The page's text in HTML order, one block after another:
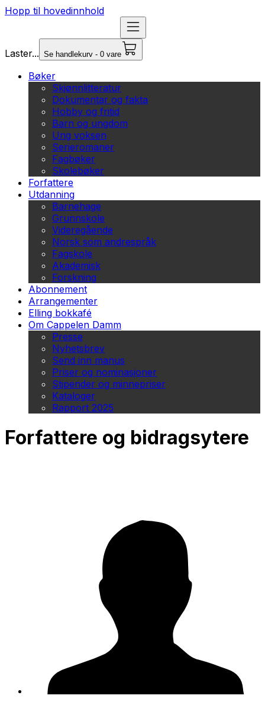
Hopp til hovedinnhold
Laster... Se handlekurv - 0 vare
Bøker
Skjønnlitteratur
Dokumentar og fakta
Hobby og fritid
Barn og ungdom
Ung voksen
Serieromaner
Fagbøker
Skolebøker
Forfattere
Utdanning
Barnehage
Grunnskole
Videregående
Norsk som andrespråk
Fagskole
Akademisk
Forskning
Abonnement
Arrangementer
Elling bokkafé
Om Cappelen Damm
Presse
Nyhetsbrev
Send inn manus
Priser og nominasjoner
Stipender og minnepriser
Kataloger
Rapport 2025
Forfattere og bidragsytere